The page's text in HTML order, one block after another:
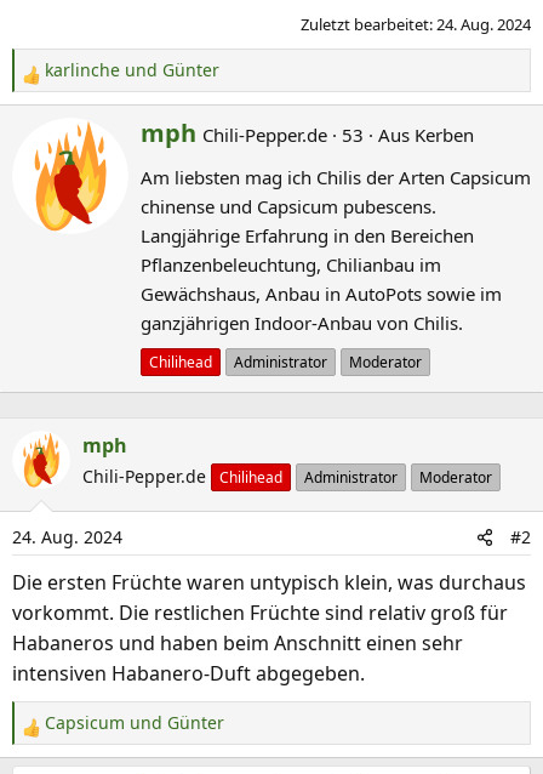
Zuletzt bearbeitet:24. Aug. 2024
R
e
karlinche und Günter
G
s
c
h
r
i
e
b
e
o
n
mph Chili-Pepper.de · 53 · Aus Kerben
Am liebsten mag ich Chilis der Arten Capsicum
chinense und Capsicum pubescens.
Langjährige Erfahrung in den Bereichen
Pflanzenbeleuchtung, Chilianbau im
Gewächshaus, Anbau in AutoPots sowie im
ganzjährigen Indoor-Anbau von Chilis.
Chilihead Administrator Moderator
mph
Chili-Pepper.de Chilihead Administrator Moderator
24. Aug. 2024 #2
Die ersten Früchte waren untypisch klein, was durchaus
vorkommt. Die restlichen Früchte sind relativ groß für
Habaneros und haben beim Anschnitt einen sehr
intensiven Habanero-Duft abgegeben.
R
e
Capsicum und Günter